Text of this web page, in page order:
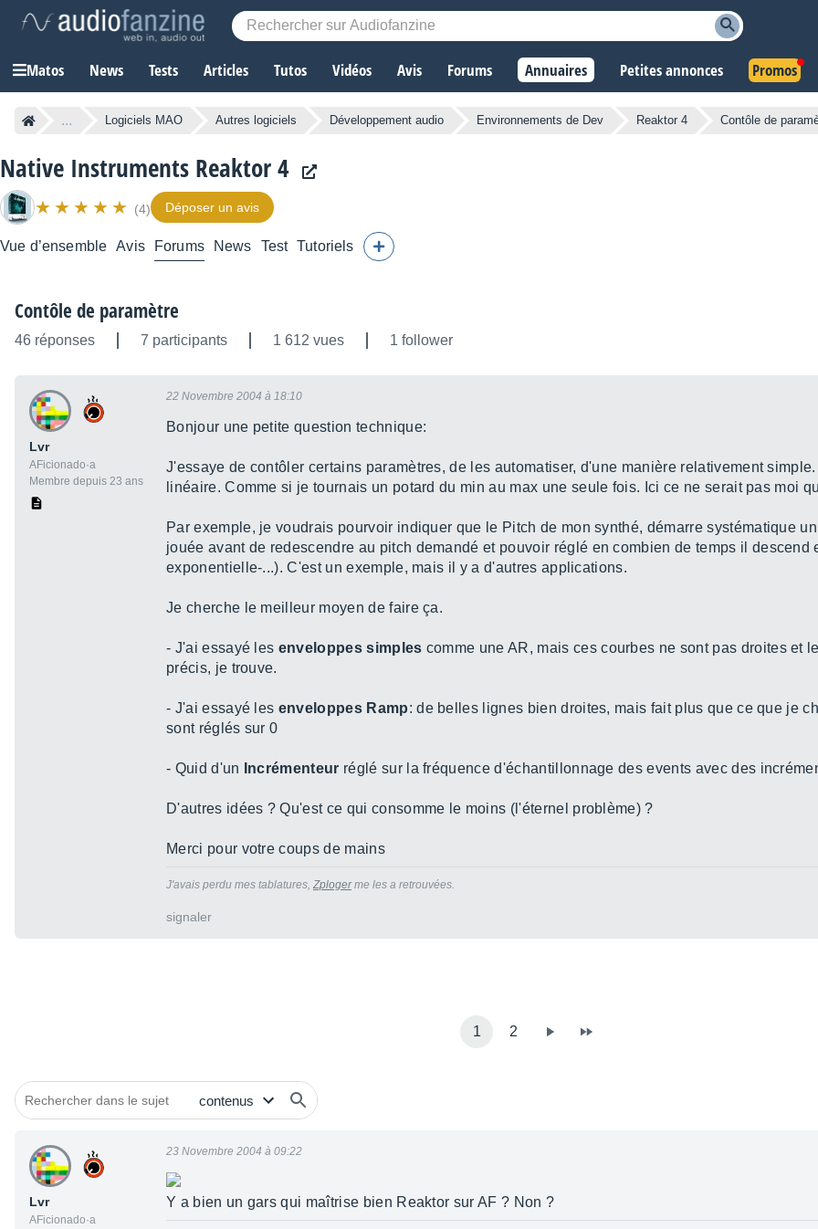
Matos News Tests Articles Tutos Vidéos Avis Forums Annuaires Petites annonces Promos
... Logiciels MAO Autres logiciels Développement audio Environnements de Dev Reaktor 4 Contôle de
Native Instruments Reaktor 4
(4) Déposer un avis
Vue d’ensemble Avis Forums News Test Tutoriels
Contôle de paramètre
46 réponses 7 participants 1 612 vues 1 follower
Lvr
AFicionado·a
Membre depuis 23 ans
22 Novembre 2004 à 18:10
Bonjour une petite question technique:
J'essaye de contôler certains paramètres, de les automatiser, d'une manière relativement
linéaire. Comme si je tournais un potard du min au max une seule fois. Ici ce ne serait pas moi
Par exemple, je voudrais pourvoir indiquer que le Pitch de mon synthé, démarre systématique
jouée avant de redescendre au pitch demandé et pouvoir réglé en combien de temps il
exponentielle-...). C'est un exemple, mais il y a d'autres applications.
Je cherche le meilleur moyen de faire ça.
- J'ai essayé les enveloppes simples comme une AR, mais ces courbes ne sont pas droites et
précis, je trouve.
- J'ai essayé les enveloppes Ramp: de belles lignes bien droites, mais fait plus que ce que je
sont réglés sur 0
- Quid d'un Incrémenteur réglé sur la fréquence d'échantillonnage des events avec des
D'autres idées ? Qu'est ce qui consomme le moins (l'éternel problème) ?
Merci pour votre coups de mains
J'avais perdu mes tablatures, Zplogerme les a retrouvées.
signaler
1 2
Lvr
AFicionado·a
23 Novembre 2004 à 09:22
Y a bien un gars qui maîtrise bien Reaktor sur AF ? Non ?